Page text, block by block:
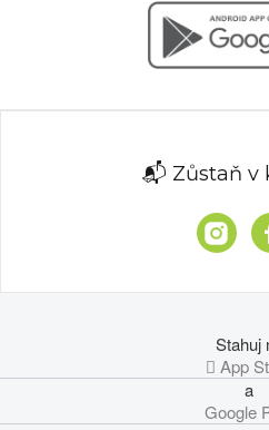
📬 Zůstaň v
Stahuj
 App
a
Google